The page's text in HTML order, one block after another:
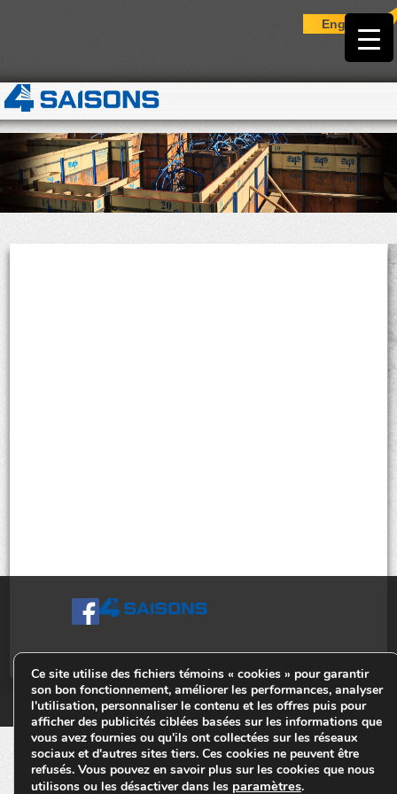
English
© Tiges 4 Saisons. Tous droits réservés 2013-2026.
Ce site utilise des fichiers témoins « cookies » pour garantir
son bon fonctionnement, améliorer les performances, analyser
l'utilisation, personnaliser le contenu et les offres puis pour
afficher des publicités ciblées basées sur les informations que
vous avez fournies ou qu'ils ont collectées sur les réseaux
sociaux et d'autres sites tiers. Ces cookies ne peuvent être
refusés. Vous pouvez en savoir plus sur les cookies que nous
utilisons ou les désactiver dans les paramètres.